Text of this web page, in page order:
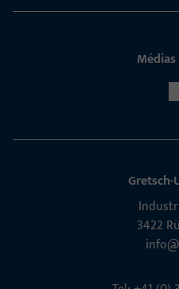
Gretsch-
3422